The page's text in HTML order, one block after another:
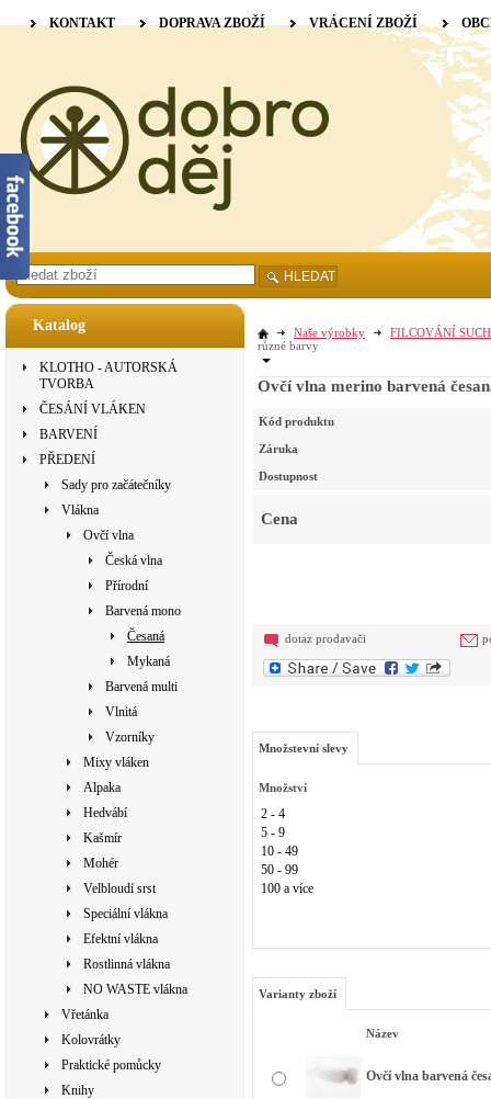
Katalog
KLOTHO - AUTORSKÁ
TVORBA
ČESÁNÍ VLÁKEN
BARVENÍ
PŘEDENÍ
Sady pro začátečníky
Vlákna
Ovčí vlna
Česká vlna
Přírodní
Barvená mono
Česaná
Mykaná
Barvená multi
Vlnitá
Vzorníky
Mixy vláken
Alpaka
Hedvábí
Kašmír
Mohér
Velbloudí srst
Speciální vlákna
Efektní vlákna
Rostlinná vlákna
NO WASTE vlákna
Vřetánka
Kolovrátky
Praktické pomůcky
Knihy
Naše výrobky
FILCOVÁNÍ
různé barvy
Ovčí vlna merino barvená
Kód produktu
Záruka
Dostupnost
Cena
dotaz prodavači
Množstevní slevy
Množství
2 - 4
5 - 9
10 - 49
50 - 99
100 a více
Varianty zboží
Název
Ovčí vlna barvená
KONTAKT DOPRAVA ZBOŽÍ VRÁCENÍ ZBOŽÍ
HLEDAT